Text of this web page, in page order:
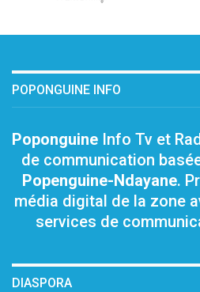
POPONGUINE INFO
Poponguine Info Tv et
de communication
Popenguine-Ndayane.
média digital de la zone
services de
DIASPORA